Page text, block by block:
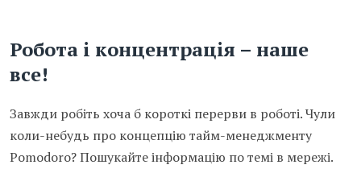
Робота і концентрація – наше
все!
Завжди робіть хоча б короткі перерви в роботі. Чули
коли-небудь про концепцію тайм-менеджменту
Pomodoro? Пошукайте інформацію по темі в мережі.